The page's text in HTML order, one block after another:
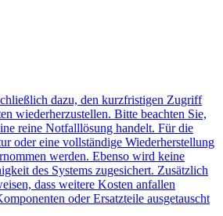
dazu, den kurzfristigen Zugriff
wiederherzustellen. Bitte beachten Sie,
reine Notfalllösung handelt. Für die
oder eine vollständige Wiederherstellung
werden. Ebenso wird keine
des Systems zugesichert. Zusätzlich
dass weitere Kosten anfallen
oder Ersatzteile ausgetauscht